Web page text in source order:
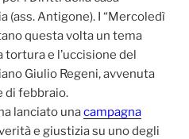
(ass. Antigone). I “Mercoledì
questa volta un tema
e l’uccisione del
Giulio Regeni, avvenuta
di febbraio.
lanciato unacampagna
e giustizia su uno degli